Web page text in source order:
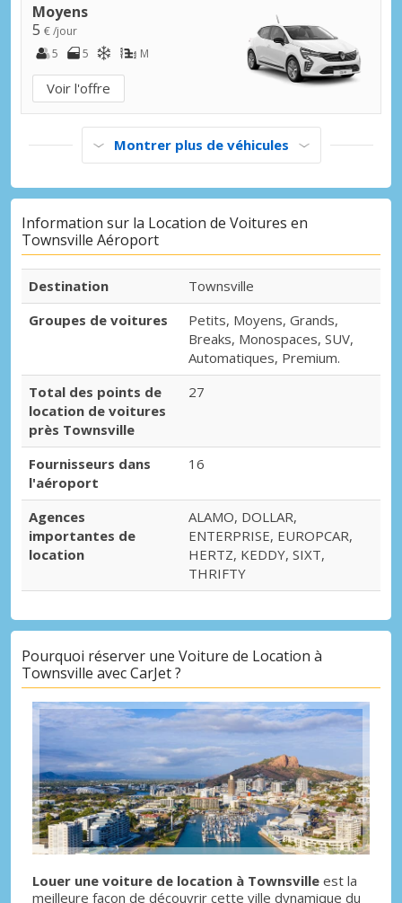
Moyens
5 € /jour
5
5 M
Voir l'offre
Montrer plus de véhicules
Information sur la Location de Voitures en
Townsville Aéroport
Destination
Townsville
Groupes de voitures
Petits, Moyens, Grands,
Breaks, Monospaces, SUV,
Automatiques, Premium.
Total des points de
location de voitures
près Townsville
27
Fournisseurs dans
l'aéroport
16
Agences
importantes de
location
ALAMO, DOLLAR,
ENTERPRISE, EUROPCAR,
HERTZ, KEDDY, SIXT,
THRIFTY
Pourquoi réserver une Voiture de Location à
Townsville avec CarJet ?
Louer une voiture de location à Townsville est la
meilleure façon de découvrir cette ville dynamique du